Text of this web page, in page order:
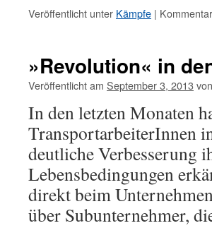
Veröffentlicht unter Kämpfe |
»Revolution« in
Veröffentlicht am September 3, 2013von
In den letzten Monaten
TransportarbeiterInnen
deutliche Verbesserung
Lebensbedingungen
direkt beim
über Subunternehmer,